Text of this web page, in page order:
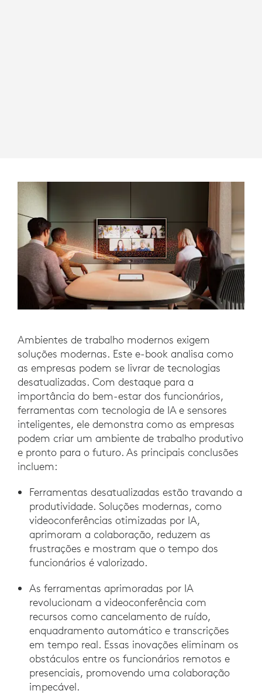
Ambientes de trabalho modernos exigem
soluções modernas. Este e-book analisa como
as empresas podem se livrar de tecnologias
desatualizadas. Com destaque para a
importância do bem-estar dos funcionários,
ferramentas com tecnologia de IA e sensores
inteligentes, ele demonstra como as empresas
podem criar um ambiente de trabalho produtivo
e pronto para o futuro. As principais conclusões
incluem:
Ferramentas desatualizadas estão travando a
produtividade. Soluções modernas, como
videoconferências otimizadas por IA,
aprimoram a colaboração, reduzem as
frustrações e mostram que o tempo dos
funcionários é valorizado.
As ferramentas aprimoradas por IA
revolucionam a videoconferência com
recursos como cancelamento de ruído,
enquadramento automático e transcrições
em tempo real. Essas inovações eliminam os
obstáculos entre os funcionários remotos e
presenciais, promovendo uma colaboração
impecável.